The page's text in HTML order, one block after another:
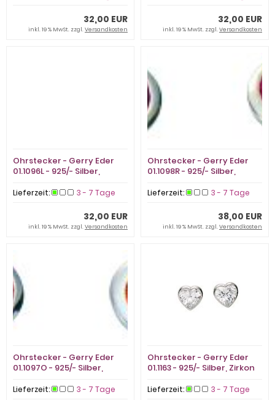
32,00 EUR
inkl. 19 % MwSt. zzgl.Versandkosten
32,00 EUR
inkl. 19 % MwSt. zzgl.Versandkosten
Ohrstecker - Gerry Eder
01.1096L - 925/- Silber,
Lieferzeit: 3 - 7 Tage
32,00 EUR
inkl. 19 % MwSt. zzgl.Versandkosten
Ohrstecker - Gerry Eder
01.1098R - 925/- Silber,
Lieferzeit: 3 - 7 Tage
38,00 EUR
inkl. 19 % MwSt. zzgl.Versandkosten
Ohrstecker - Gerry Eder
01.1097O - 925/- Silber,
Lieferzeit: 3 - 7 Tage
Ohrstecker - Gerry Eder
01.1163 - 925/- Silber, Zirkon
Lieferzeit: 3 - 7 Tage